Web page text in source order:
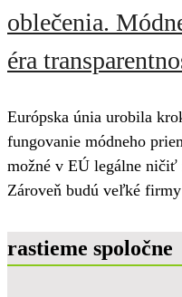
oblečenia.
éra
Európska únia urobila
fungovanie módneho
možné v EÚ legálne ničiť
Zároveň budú veľké
rastieme spoločne